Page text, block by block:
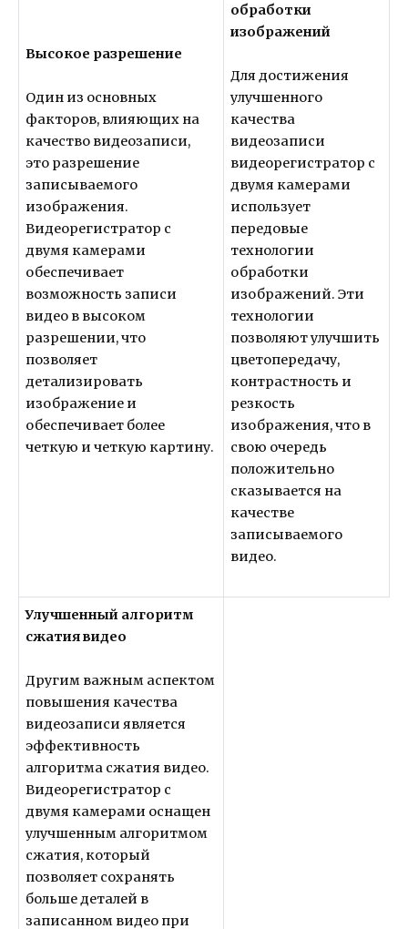
Высокое разрешение
Один из основных
факторов, влияющих на
качество видеозаписи,
это разрешение
записываемого
изображения.
Видеорегистратор с
двумя камерами
обеспечивает
возможность записи
видео в высоком
разрешении, что
позволяет
детализировать
изображение и
обеспечивает более
четкую и четкую картину.
обработки
изображений
Для достижения
улучшенного
качества
видеозаписи
видеорегистратор с
двумя камерами
использует
передовые
технологии
обработки
изображений. Эти
технологии
позволяют улучшить
цветопередачу,
контрастность и
резкость
изображения, что в
свою очередь
положительно
сказывается на
качестве
записываемого
видео.
Улучшенный алгоритм
сжатия видео
Другим важным аспектом
повышения качества
видеозаписи является
эффективность
алгоритма сжатия видео.
Видеорегистратор с
двумя камерами оснащен
улучшенным алгоритмом
сжатия, который
позволяет сохранять
больше деталей в
записанном видео при